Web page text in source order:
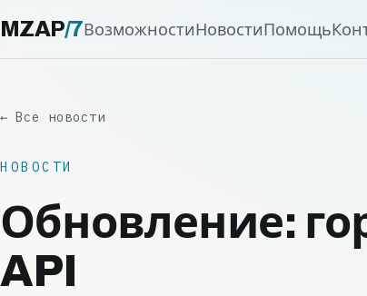
MZAP/7ВозможностиНовостиПомощь
← Все новости
НОВОСТИ
Обновление:
API